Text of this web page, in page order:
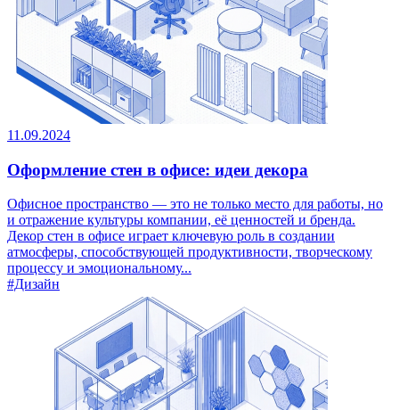
11.09.2024
Оформление стен в офисе: идеи декора
Офисное пространство — это не только место для работы, но
и отражение культуры компании, её ценностей и бренда.
Декор стен в офисе играет ключевую роль в создании
атмосферы, способствующей продуктивности, творческому
процессу и эмоциональному...
#Дизайн